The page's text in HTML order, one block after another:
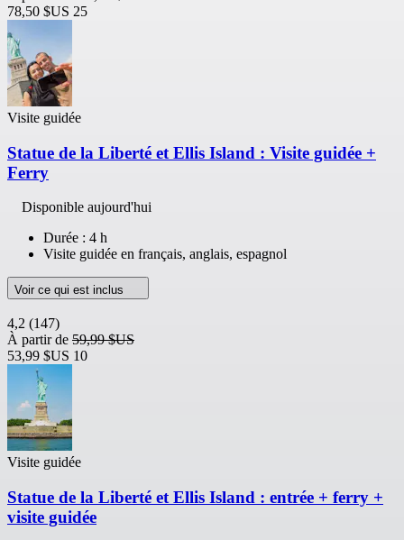
78,50 $US 25
Visite guidée
Statue de la Liberté et Ellis Island : Visite guidée +
Ferry
Disponible aujourd'hui
Durée : 4 h
Visite guidée en français, anglais, espagnol
Voir ce qui est inclus
4,2 (147)
À partir de 59,99 $US
53,99 $US 10
Visite guidée
Statue de la Liberté et Ellis Island : entrée + ferry +
visite guidée